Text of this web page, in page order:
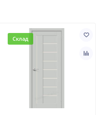
Склад